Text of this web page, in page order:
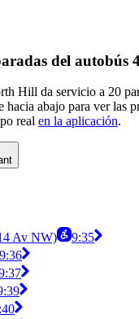
del autobús
Hill da servicio a 20
abajo para ver las
real en la aplicación.
Av NW)
9:35
9:36